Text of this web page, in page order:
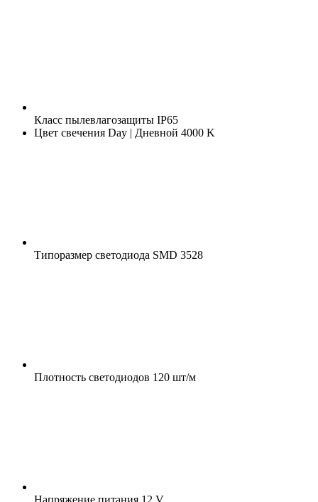
Класс пылевлагозащиты IP65
Цвет свечения Day | Дневной 4000 K
Типоразмер светодиода SMD 3528
Плотность светодиодов 120 шт/м
Напряжение питания 12 V